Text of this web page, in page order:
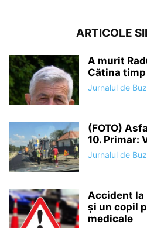
ARTICOLE
A murit
Cătina timp
Jurnalul de
(FOTO)
10. Primar:
Jurnalul de
Accident la
și un copil
medicale